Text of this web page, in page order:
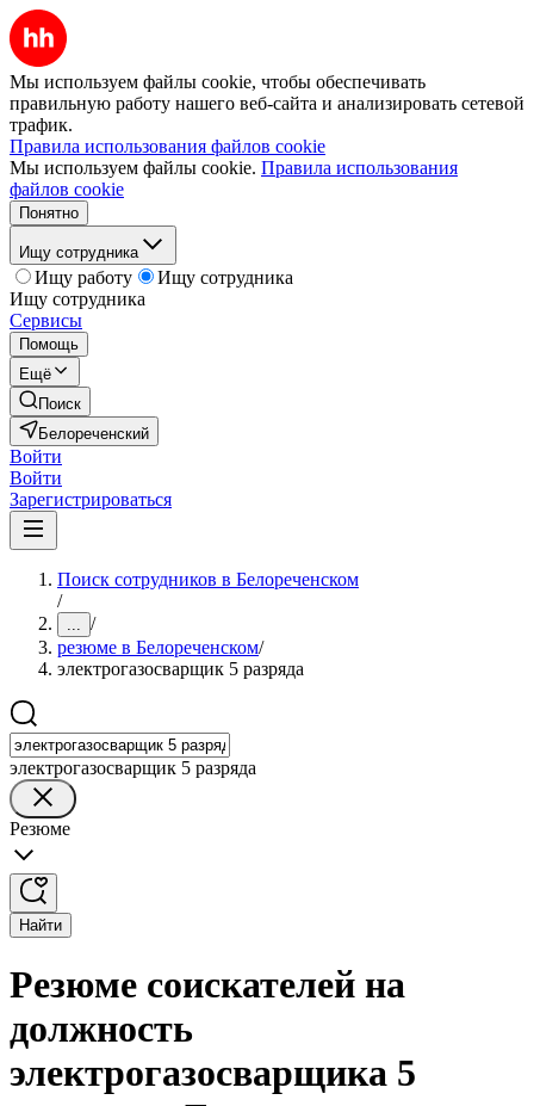
Мы используем файлы cookie, чтобы обеспечивать
правильную работу нашего веб-сайта и анализировать сетевой
трафик.
Правила использования файлов cookie
Мы используем файлы cookie. Правила использования
файлов cookie
Понятно
Ищу сотрудника
Ищу работу
Ищу сотрудника
Ищу сотрудника
Сервисы
Помощь
Ещё
Поиск
Белореченский
Войти
Войти
Зарегистрироваться
Поиск сотрудников в Белореченском
/
... /
резюме в Белореченском/
электрогазосварщик 5 разряда
электрогазосварщик 5 разряда
Резюме
Найти
Резюме соискателей на
должность
электрогазосварщика 5